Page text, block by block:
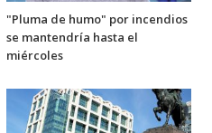
"Pluma de humo" por incendios
se mantendría hasta el
miércoles